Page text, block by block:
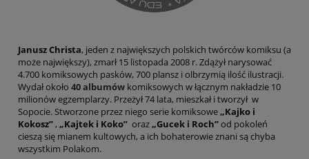
Janusz Christa, jeden z największych polskich twórców komiksu (a
może największy), zmarł 15 listopada 2008 r. Zdążył narysować
4.700 komiksowych pasków, 700 plansz i olbrzymią ilość ilustracji.
Wydał około 40 albumów komiksowych w łącznym nakładzie 10
milionów egzemplarzy. Przeżył 74 lata, mieszkał i tworzył w
Sopocie. Stworzone przez niego serie komiksowe „Kajko i
Kokosz” , „Kajtek i Koko” oraz „Gucek i Roch”od pokoleń
cieszą się mianem kultowych, a ich bohaterowie znani są chyba
wszystkim Polakom.